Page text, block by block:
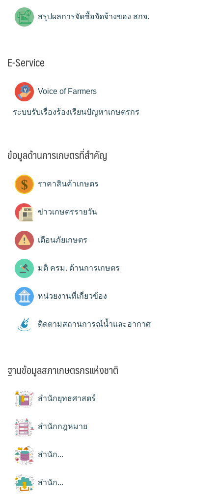
สรุปผลการจัดซื้อจัดจ้างของ สกจ.
E-Service
Voice of Farmers
ระบบรับเรื่องร้องเรียนปัญหาเกษตรกร
ข้อมูลด้านการเกษตรที่สำคัญ
ราคาสินค้าเกษตร
ข่าวเกษตรรายวัน
เตือนภัยเกษตร
มติ ครม. ด้านการเกษตร
หน่วยงานที่เกี่ยวข้อง
ติดตามสถานการณ์น้ำและอากาศ
ฐานข้อมูลสภาเกษตรกรแห่งชาติ
สำนักยุทธศาสตร์
สำนักกฎหมาย
สำนัก...
สำนัก...